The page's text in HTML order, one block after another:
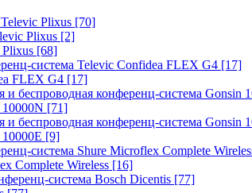
Plixus [70]
Plixus [2]
[68]
система Televic Confidea FLEX G4 [17]
FLEX G4 [17]
и беспроводная конференц-система Gonsin
[71]
и беспроводная конференц-система Gonsin
[9]
система Shure Microflex Complete
Complete Wireless [16]
система Bosch Dicentis [77]